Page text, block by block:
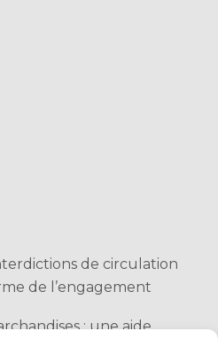
de circulation
de l’engagement
: une aide